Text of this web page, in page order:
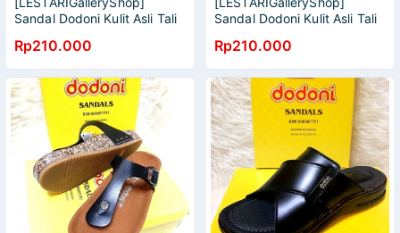
Sandal Dodoni Kulit Asli Tali
BARU
Rp210.000
Sandal Dodoni Kulit Asli Tali
BARU
Rp210.000